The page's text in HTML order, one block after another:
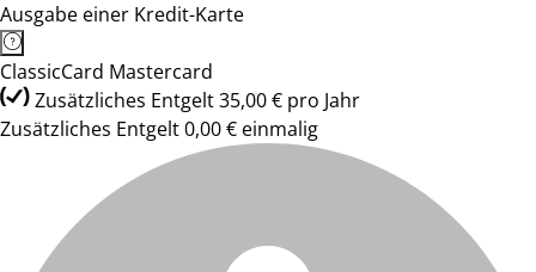
Ausgabe einer Kredit-Karte
ClassicCard Mastercard
Zusätzliches Entgelt 35,00 € pro Jahr
Zusätzliches Entgelt 0,00 € einmalig